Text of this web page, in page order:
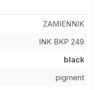
ZAMIENNIK
INK BKP 249
black
pigment